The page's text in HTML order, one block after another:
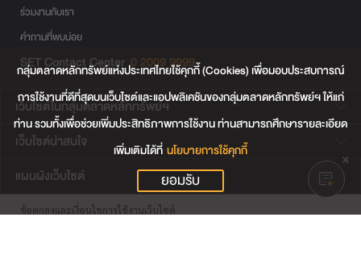
ร่วมงานกับเรา
คำถามที่พบบ่อย
SET Contact Center 0 2009 9999
เว็บไซต์ในกลุ่มตลาดหลักทรัพย์ฯ
เว็บไซต์น่าสนใจ
แผนผังเว็บไซต์
ข้อตกลงและเงื่อนไขการใช้งานเว็บไซต์
กลุ่มตลาดหลักทรัพย์แห่งประเทศไทยใช้คุกกี้ (Cookies) เพื่อมอบประสบการณ์
การใช้งานที่ดีที่สุดบนเว็บไซต์และแอปพลิเคชันของกลุ่มตลาดหลักทรัพย์ฯ ให้แก่
ท่าน รวมทั้งเพื่อช่วยเพิ่มประสิทธิภาพการใช้งาน ท่านสามารถศึกษารายละเอียด
เพิ่มเติมได้ที่ นโยบายการใช้คุกกี้
ยอมรับ